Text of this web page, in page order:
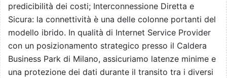
predicibilità dei costi; Interconnessione Diretta e
Sicura: la connettività è una delle colonne portanti del
modello ibrido. In qualità di Internet Service Provider
con un posizionamento strategico presso il Caldera
Business Park di Milano, assicuriamo latenze minime e
una protezione dei dati durante il transito tra i diversi